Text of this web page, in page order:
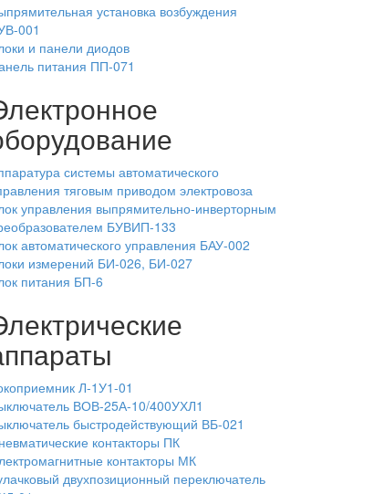
установка возбуждения
001
и панели диодов
питания ПП-071
системы автоматического
тяговым приводом электровоза
управления выпрямительно-инверторным
БУВИП-133
автоматического управления БАУ-002
измерений БИ-026, БИ-027
питания БП-6
Л-1У1-01
ВОВ-25А-10/400УХЛ1
быстродействующий ВБ-021
контакторы ПК
контакторы МК
двухпозиционный переключатель